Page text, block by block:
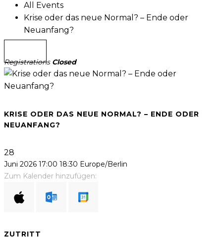
All Events
Krise oder das neue Normal? – Ende oder
Neuanfang?
Registrations Closed
KRISE ODER DAS NEUE NORMAL? – ENDE ODER
NEUANFANG?
28
Juni 2026 17:00 18:30 Europe/Berlin
Zum Kalender hinzufügen:
ZUTRITT